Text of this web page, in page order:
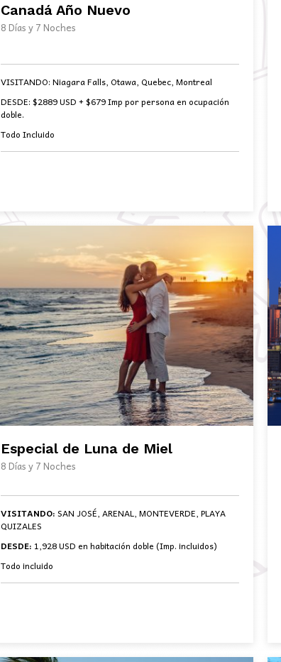
Canadá Año Nuevo
8 Días y 7 Noches
VISITANDO: Niagara Falls, Otawa, Quebec, Montreal
DESDE: $2889 USD + $679 Imp por persona en ocupación
doble.
Todo Incluido
Especial de Luna de Miel
8 Días y 7 Noches
VISITANDO: SAN JOSÉ, ARENAL, MONTEVERDE, PLAYA
QUIZALES
DESDE: 1,928 USD en habitación doble (Imp. incluidos)
Todo incluido